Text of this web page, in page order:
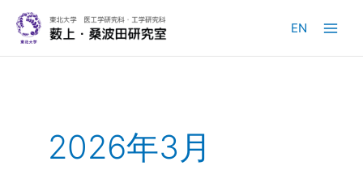
ス
EN
2026年3月